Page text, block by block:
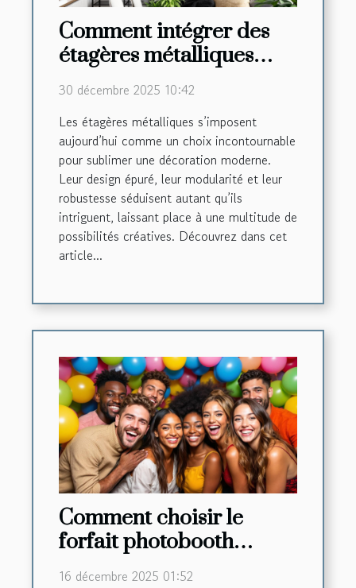
Comment intégrer des
étagères métalliques
dans une décoration
moderne ?
30 décembre 2025 10:42
Les étagères métalliques s’imposent
aujourd’hui comme un choix incontournable
pour sublimer une décoration moderne.
Leur design épuré, leur modularité et leur
robustesse séduisent autant qu’ils
intriguent, laissant place à une multitude de
possibilités créatives. Découvrez dans cet
article...
Comment choisir le
forfait photobooth
parfait pour votre fête
16 décembre 2025 01:52